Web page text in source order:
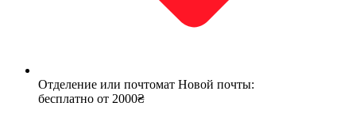
Отделение или почтомат Новой почты:
бесплатно от 2000₴